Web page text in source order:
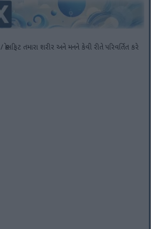
/ ક્રોસફિટ તમારા શરીર અને મનને કેવી રીતે પરિવર્તિત કરે